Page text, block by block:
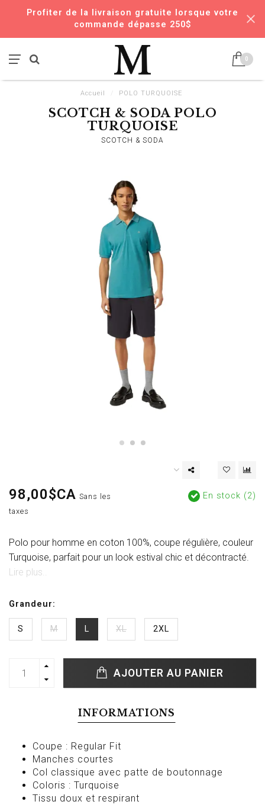
Profiter de la livraison gratuite lorsque votre
commande dépasse 250$
0
Accueil POLO TURQUOISE
SCOTCH & SODA POLO
TURQUOISE
SCOTCH & SODA
98,00$CA Sans les
taxes
En stock (2)
Polo pour homme en coton 100%, coupe régulière, couleur
Turquoise, parfait pour un look estival chic et décontracté.
Lire plus..
Grandeur:
S M L XL 2XL
AJOUTER AU PANIER
INFORMATIONS
Coupe : Regular Fit
Manches courtes
Col classique avec patte de boutonnage
Coloris : Turquoise
Tissu doux et respirant